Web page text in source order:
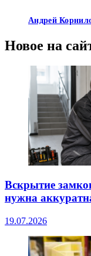
Андрей
Новое на
Вскрытие
нужна
19.07.2026